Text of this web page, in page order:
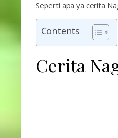
Seperti apa ya cerita
Contents
Cerita